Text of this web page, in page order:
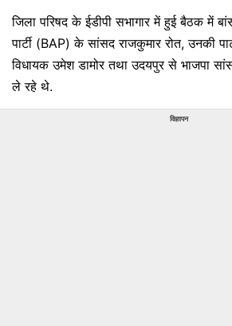
जिला परिषद के ईडीपी सभागार में हुई बैठक में
पार्टी (BAP) के सांसद राजकुमार रोत, उनकी
विधायक उमेश डामोर तथा उदयपुर से भाजपा
ले रहे थे.
विज्ञापन